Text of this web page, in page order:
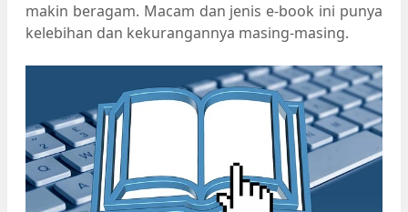
makin beragam. Macam dan jenis e-book ini punya
kelebihan dan kekurangannya masing-masing.